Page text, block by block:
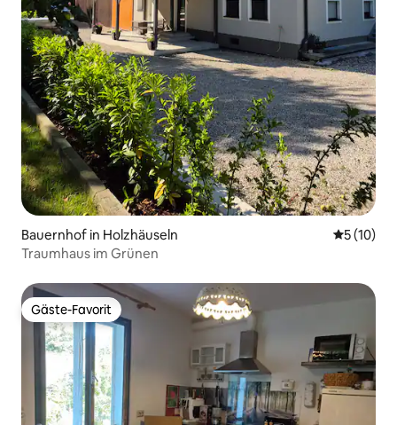
Bauernhof in Holzhäuseln
5 (10)
Traumhaus im Grünen
Gäste-Favorit
Gäste-Favorit